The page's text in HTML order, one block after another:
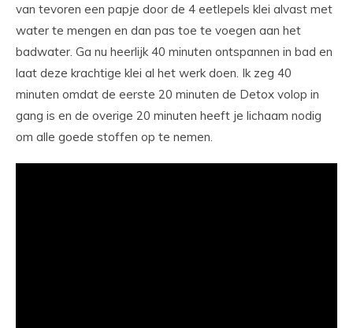
van tevoren een papje door de 4 eetlepels klei alvast met
water te mengen en dan pas toe te voegen aan het
badwater. Ga nu heerlijk 40 minuten ontspannen in bad en
laat deze krachtige klei al het werk doen. Ik zeg 40
minuten omdat de eerste 20 minuten de Detox volop in
gang is en de overige 20 minuten heeft je lichaam nodig
om alle goede stoffen op te nemen.